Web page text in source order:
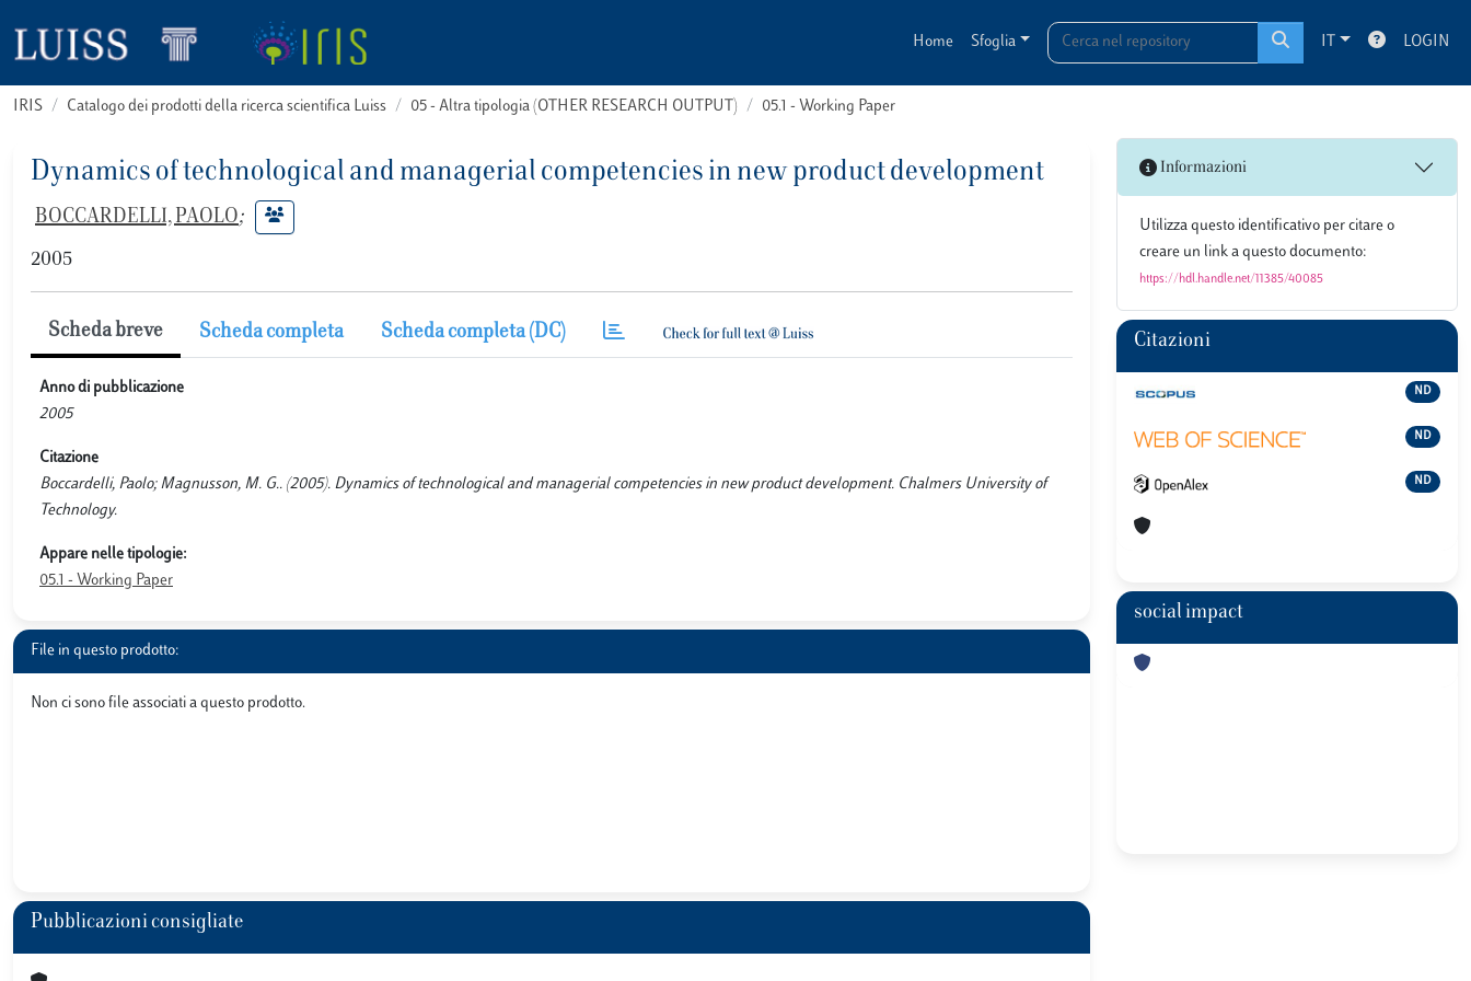
Home Sfoglia IT LOGIN
IRIS Catalogo dei prodotti della ricerca scientifica Luiss 05 - Altra tipologia (OTHER RESEARCH OUTPUT) 05.1 - Working Paper
Dynamics of technological and managerial competencies in new product development
BOCCARDELLI, PAOLO;
2005
Scheda breve Scheda completa Scheda completa (DC)
Anno di pubblicazione
2005
Citazione
Boccardelli, Paolo; Magnusson, M. G.. (2005). Dynamics of technological and managerial competencies in new product development. Chalmers University of
Technology.
Appare nelle tipologie:
05.1 - Working Paper
File in questo prodotto:
Non ci sono file associati a questo prodotto.
Pubblicazioni consigliate
Informazioni
Utilizza questo identificativo per citare o
creare un link a questo documento:
https://hdl.handle.net/11385/40085
Citazioni
ND
ND
ND
social impact